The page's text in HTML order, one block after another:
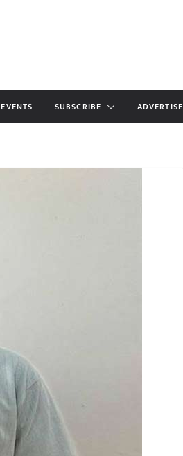
EVENTS SUBSCRIBE ADVERTISE